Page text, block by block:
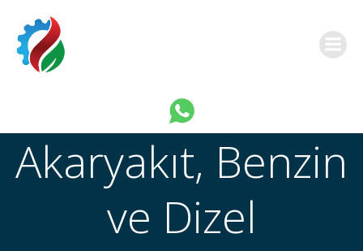
this is a link
Akaryakıt, Benzin
ve Dizel